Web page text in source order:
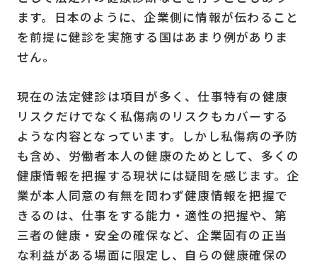
ます。日本のように、企業側に情報が伝わること
を前提に健診を実施する国はあまり例がありま
せん。
現在の法定健診は項目が多く、仕事特有の健康
リスクだけでなく私傷病のリスクもカバーする
ような内容となっています。しかし私傷病の予防
も含め、労働者本人の健康のためとして、多くの
健康情報を把握する現状には疑問を感じます。企
業が本人同意の有無を問わず健康情報を把握で
きるのは、仕事をする能力・適性の把握や、第
三者の健康・安全の確保など、企業固有の正当
な利益がある場面に限定し、自らの健康確保の